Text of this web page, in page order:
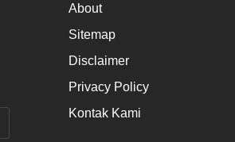
About
Sitemap
Disclaimer
Privacy Policy
Kontak Kami